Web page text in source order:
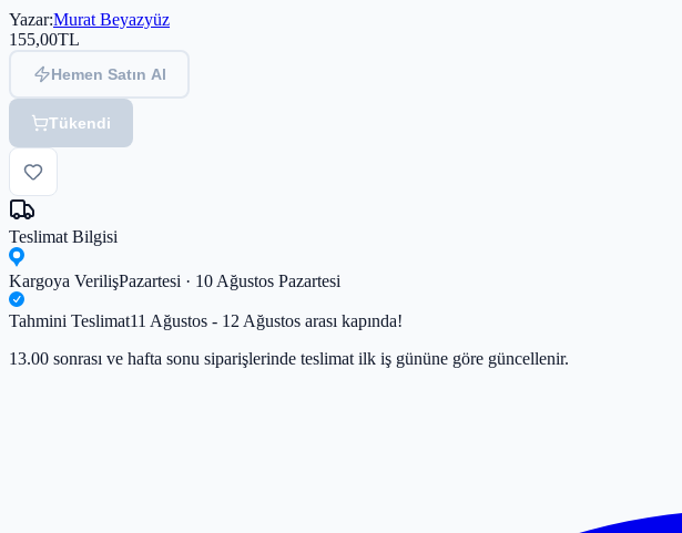
Yazar:Murat Beyazyüz
155,00TL
Hemen Satın Al
Tükendi
Teslimat Bilgisi
Kargoya VerilişPazartesi · 10 Ağustos Pazartesi
Tahmini Teslimat11 Ağustos - 12 Ağustos arası kapında!
13.00 sonrası ve hafta sonu siparişlerinde teslimat ilk iş gününe göre güncellenir.